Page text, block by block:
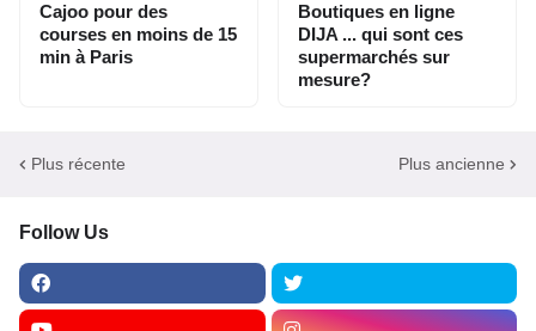
Cajoo pour des
courses en moins de 15
min à Paris
Boutiques en ligne
DIJA ... qui sont ces
supermarchés sur
mesure?
Plus récente Plus ancienne
Follow Us